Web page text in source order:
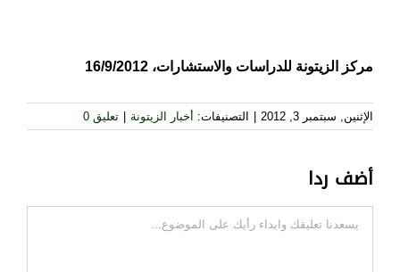
مركز الزيتونة للدراسات والاستشارات، 16/9/2012
الإثنين, سبتمبر 3, 2012 التصنيفات: أخبار الزيتونة تعليق 0
أضف ردا
تعليقات